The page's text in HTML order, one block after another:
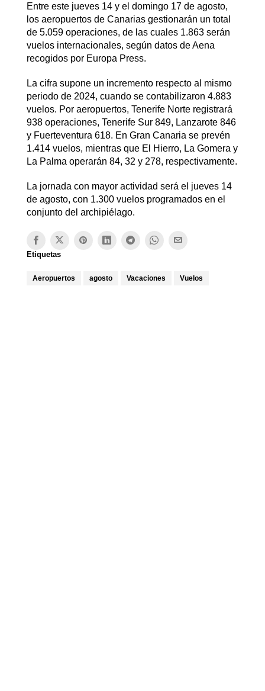
Entre este jueves 14 y el domingo 17 de agosto,
los aeropuertos de Canarias gestionarán un total
de 5.059 operaciones, de las cuales 1.863 serán
vuelos internacionales, según datos de Aena
recogidos por Europa Press.
La cifra supone un incremento respecto al mismo
periodo de 2024, cuando se contabilizaron 4.883
vuelos. Por aeropuertos, Tenerife Norte registrará
938 operaciones, Tenerife Sur 849, Lanzarote 846
y Fuerteventura 618. En Gran Canaria se prevén
1.414 vuelos, mientras que El Hierro, La Gomera y
La Palma operarán 84, 32 y 278, respectivamente.
La jornada con mayor actividad será el jueves 14
de agosto, con 1.300 vuelos programados en el
conjunto del archipiélago.
Etiquetas
Aeropuertos agosto Vacaciones Vuelos